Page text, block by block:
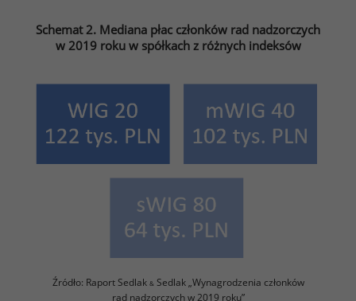
Schemat 2. Mediana płac członków rad nadzorczych
w 2019 roku w spółkach z różnych indeksów
Źródło: Raport Sedlak &Sedlak „Wynagrodzenia członków
rad nadzorczych w 2019 roku”